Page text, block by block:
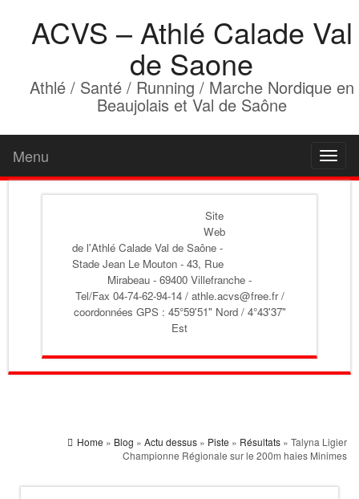
ACVS – Athlé Calade Val
de Saone
Athlé / Santé / Running / Marche Nordique en
Beaujolais et Val de Saône
Menu
Site
Web
de l'Athlé Calade Val de Saône -
Stade Jean Le Mouton - 43, Rue
Mirabeau - 69400 Villefranche -
Tel/Fax 04-74-62-94-14 / athle.acvs@free.fr /
coordonnées GPS : 45°59'51" Nord / 4°43'37"
Est
Home » Blog » Actu dessus » Piste » Résultats » Talyna Ligier
Championne Régionale sur le 200m haies Minimes